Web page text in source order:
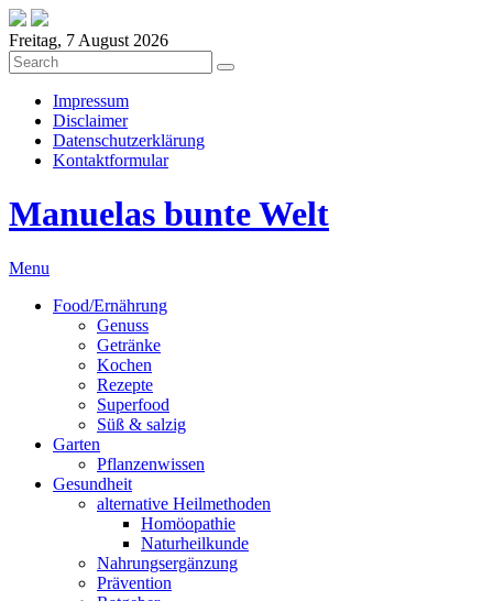
Freitag, 7 August 2026
Impressum
Disclaimer
Datenschutzerklärung
Kontaktformular
Manuelas bunte Welt
Menu
Food/Ernährung
Genuss
Getränke
Kochen
Rezepte
Superfood
Süß & salzig
Garten
Pflanzenwissen
Gesundheit
alternative Heilmethoden
Homöopathie
Naturheilkunde
Nahrungsergänzung
Prävention